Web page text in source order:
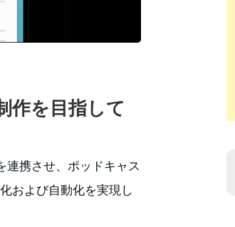
作を目指して
連携させ、ポッドキャス
および自動化を実現し